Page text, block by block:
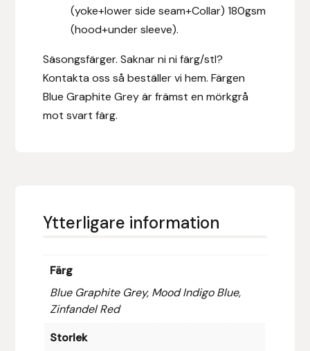
(yoke+lower side seam+Collar) 180gsm
(hood+under sleeve).
Säsongsfärger. Saknar ni ni färg/stl?
Kontakta oss så beställer vi hem. Färgen
Blue Graphite Grey är främst en mörkgrå
mot svart färg.
Ytterligare information
Färg
Blue Graphite Grey, Mood Indigo Blue,
Zinfandel Red
Storlek
Pikeur
Professional’s Choice
Safehorse of Sweden
Saltverk
Sigga Ævars